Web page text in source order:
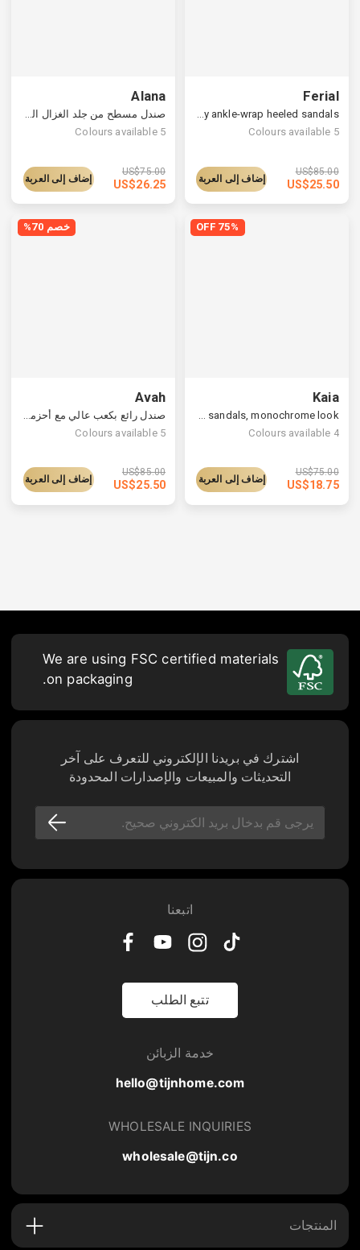
Ferial
5
Colours available
US$85.00
US$25.50 إضاف إلى العربة
Alana
صندل مسطح من جلد الغزال الدافئ ، مريح في المنزل
5
Colours available
US$75.00
US$26.25 إضاف إلى العربة
75% OFF
Kaia
4
Colours available
US$75.00
US$18.75 إضاف إلى العربة
خصم 70%
Avah
صندل رائع بكعب عالي مع أحزمة من الساتان مزينة بكشكش
5
Colours available
US$85.00
US$25.50 إضاف إلى العربة
We are using FSC certified materials
on packaging.
اشترك في بريدنا الإلكتروني للتعرف على آخر
التحديثات والمبيعات والإصدارات المحدودة
اتبعنا
تتبع الطلب
خدمة الزبائن
hello@tijnhome.com
WHOLESALE INQUIRIES
wholesale@tijn.co
المنتجات